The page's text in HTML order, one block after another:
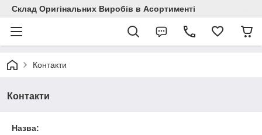
Склад Оригінальних Виробів в Асортименті
Контакти
Контакти
Назва: